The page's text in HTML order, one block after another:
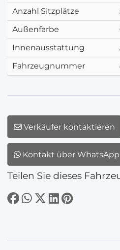
Anzahl Sitzplätze
Außenfarbe
Innenausstattung
Fahrzeugnummer
Verkäufer kontaktieren
Kontakt über WhatsApp
Teilen Sie dieses